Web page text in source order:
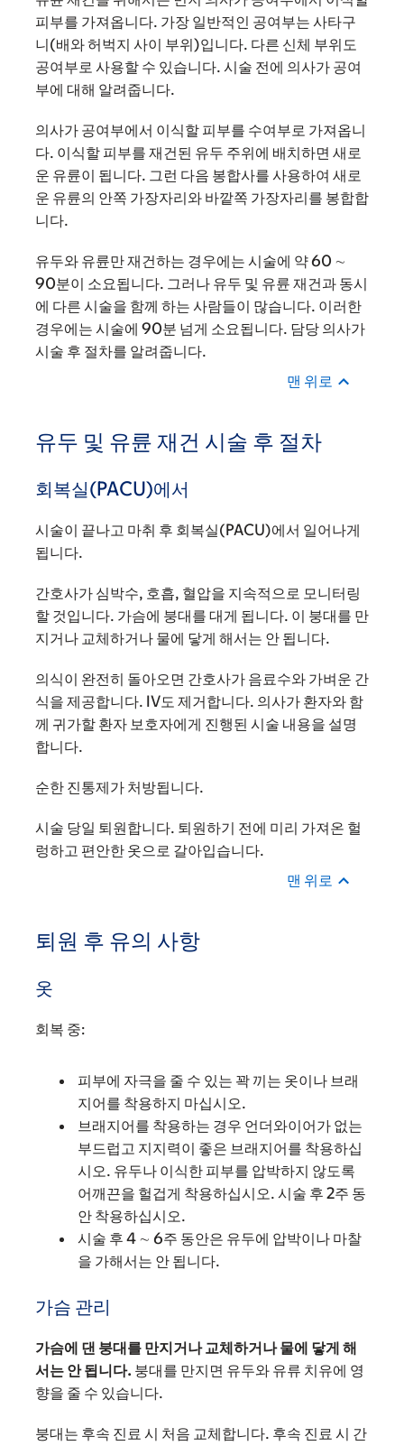
피부를 가져옵니다. 가장 일반적인 공여부는 사타구
니(배와 허벅지 사이 부위)입니다. 다른 신체 부위도
공여부로 사용할 수 있습니다. 시술 전에 의사가 공여
부에 대해 알려줍니다.
의사가 공여부에서 이식할 피부를 수여부로 가져옵니
다. 이식할 피부를 재건된 유두 주위에 배치하면 새로
운 유륜이 됩니다. 그런 다음 봉합사를 사용하여 새로
운 유륜의 안쪽 가장자리와 바깥쪽 가장자리를 봉합합
니다.
유두와 유륜만 재건하는 경우에는 시술에 약 60 ∼
90분이 소요됩니다. 그러나 유두 및 유륜 재건과 동시
에 다른 시술을 함께 하는 사람들이 많습니다. 이러한
경우에는 시술에 90분 넘게 소요됩니다. 담당 의사가
시술 후 절차를 알려줍니다.
맨 위로
유두 및 유륜 재건 시술 후 절차
회복실(PACU)에서
시술이 끝나고 마취 후 회복실(PACU)에서 일어나게
됩니다.
간호사가 심박수, 호흡, 혈압을 지속적으로 모니터링
할 것입니다. 가슴에 붕대를 대게 됩니다. 이 붕대를 만
지거나 교체하거나 물에 닿게 해서는 안 됩니다.
의식이 완전히 돌아오면 간호사가 음료수와 가벼운 간
식을 제공합니다. IV도 제거합니다. 의사가 환자와 함
께 귀가할 환자 보호자에게 진행된 시술 내용을 설명
합니다.
순한 진통제가 처방됩니다.
시술 당일 퇴원합니다. 퇴원하기 전에 미리 가져온 헐
렁하고 편안한 옷으로 갈아입습니다.
맨 위로
퇴원 후 유의 사항
옷
회복 중:
피부에 자극을 줄 수 있는 꽉 끼는 옷이나 브래
지어를 착용하지 마십시오.
브래지어를 착용하는 경우 언더와이어가 없는
부드럽고 지지력이 좋은 브래지어를 착용하십
시오. 유두나 이식한 피부를 압박하지 않도록
어깨끈을 헐겁게 착용하십시오. 시술 후 2주 동
안 착용하십시오.
시술 후 4 ∼ 6주 동안은 유두에 압박이나 마찰
을 가해서는 안 됩니다.
가슴 관리
가슴에 댄 붕대를 만지거나 교체하거나 물에 닿게 해
서는 안 됩니다. 붕대를 만지면 유두와 유류 치유에 영
향을 줄 수 있습니다.
붕대는 후속 진료 시 처음 교체합니다. 후속 진료 시 간